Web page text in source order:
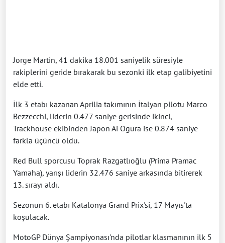
Jorge Martin, 41 dakika 18.001 saniyelik süresiyle
rakiplerini geride bırakarak bu sezonki ilk etap galibiyetini
elde etti.
İlk 3 etabı kazanan Aprilia takımının İtalyan pilotu Marco
Bezzecchi, liderin 0.477 saniye gerisinde ikinci,
Trackhouse ekibinden Japon Ai Ogura ise 0.874 saniye
farkla üçüncü oldu.
Red Bull sporcusu Toprak Razgatlıoğlu (Prima Pramac
Yamaha), yarışı liderin 32.476 saniye arkasında bitirerek
13. sırayı aldı.
Sezonun 6. etabı Katalonya Grand Prix'si, 17 Mayıs'ta
koşulacak.
MotoGP Dünya Şampiyonası'nda pilotlar klasmanının ilk 5